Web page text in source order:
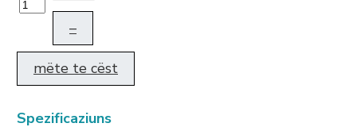
–
mëte te cëst
Spezificaziuns